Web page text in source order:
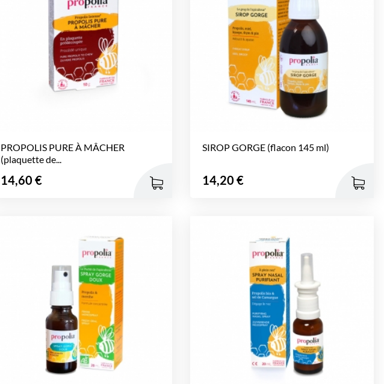
PROPOLIS PURE À MÂCHER
(plaquette de...
Prix
14,60 €
SIROP GORGE (flacon 145 ml)
Prix
14,20 €